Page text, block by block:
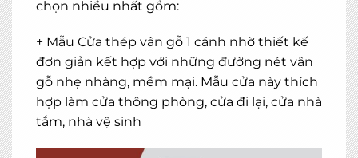
chọn nhiều nhất gồm:
+ Mẫu Cửa thép vân gỗ 1 cánh nhờ thiết kế
đơn giản kết hợp với những đường nét vân
gỗ nhẹ nhàng, mềm mại. Mẫu cửa này thích
hợp làm cửa thông phòng, cửa đi lại, cửa nhà
tắm, nhà vệ sinh